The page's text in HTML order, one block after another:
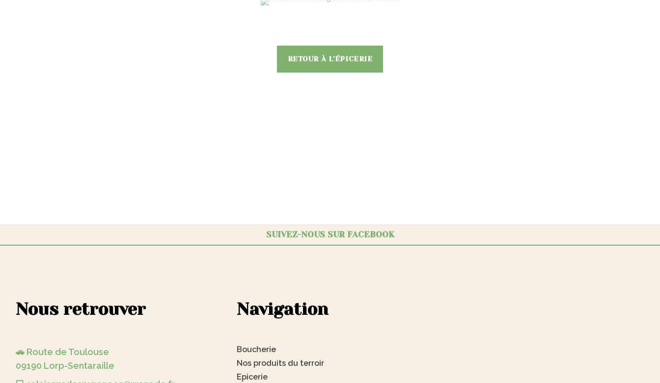
RETOUR À L'ÉPICERIE
SUIVEZ-NOUS SUR FACEBOOK
Nous retrouver
🚗 Route de Toulouse
09190 Lorp-Sentaraille
Navigation
Boucherie
Nos produits du terroir
Epicerie